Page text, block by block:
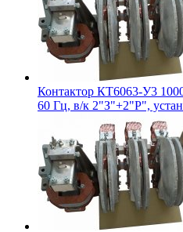
Контактор КТ6063-У3
60 Гц, в/к 2"З"+2"Р",